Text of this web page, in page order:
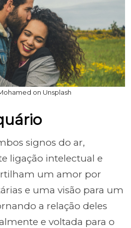
on Unsplash
signos do ar,
ligação intelectual e
um amor por
e uma visão para um
a relação deles
e voltada para o